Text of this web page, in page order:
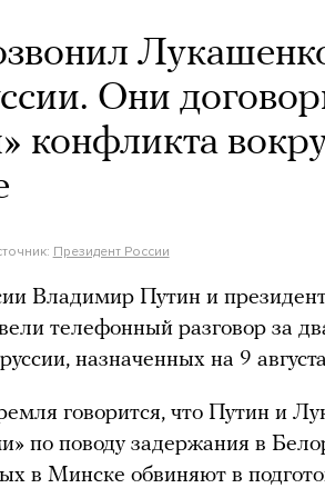
Они
конфликта
Президент России
Владимир Путин и
телефонный разговор за
назначенных на 9
говорится, что Путин и
по поводу задержания в
в Минске обвиняют в